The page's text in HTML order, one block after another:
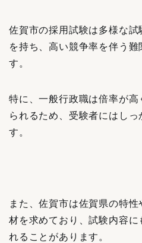
佐賀市の採用試験は多様な
を持ち、高い競争率を伴う難
す。
特に、一般行政職は倍率が
られるため、受験者にはし
す。
また、佐賀市は佐賀県の特性
材を求めており、試験内容に
れることがあります。